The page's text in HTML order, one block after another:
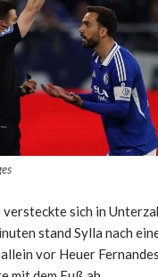
versteckte sich in
stand Sylla nach
vor Heuer